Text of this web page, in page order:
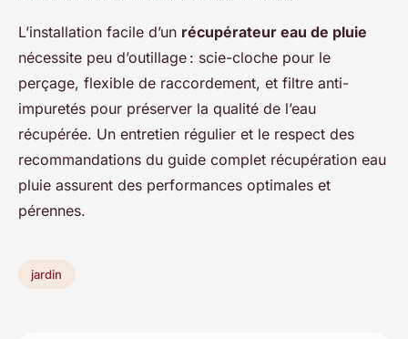
L’installation facile d’un récupérateur eau de pluie
nécessite peu d’outillage : scie-cloche pour le
perçage, flexible de raccordement, et filtre anti-
impuretés pour préserver la qualité de l’eau
récupérée. Un entretien régulier et le respect des
recommandations du guide complet récupération eau
pluie assurent des performances optimales et
pérennes.
jardin